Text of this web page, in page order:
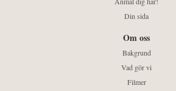
Din sida
Om oss
Bakgrund
Vad gör vi
Filmer